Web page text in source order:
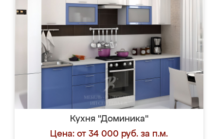
Кухня "Доминика"
Цена: от 34 000 руб. за п.м.